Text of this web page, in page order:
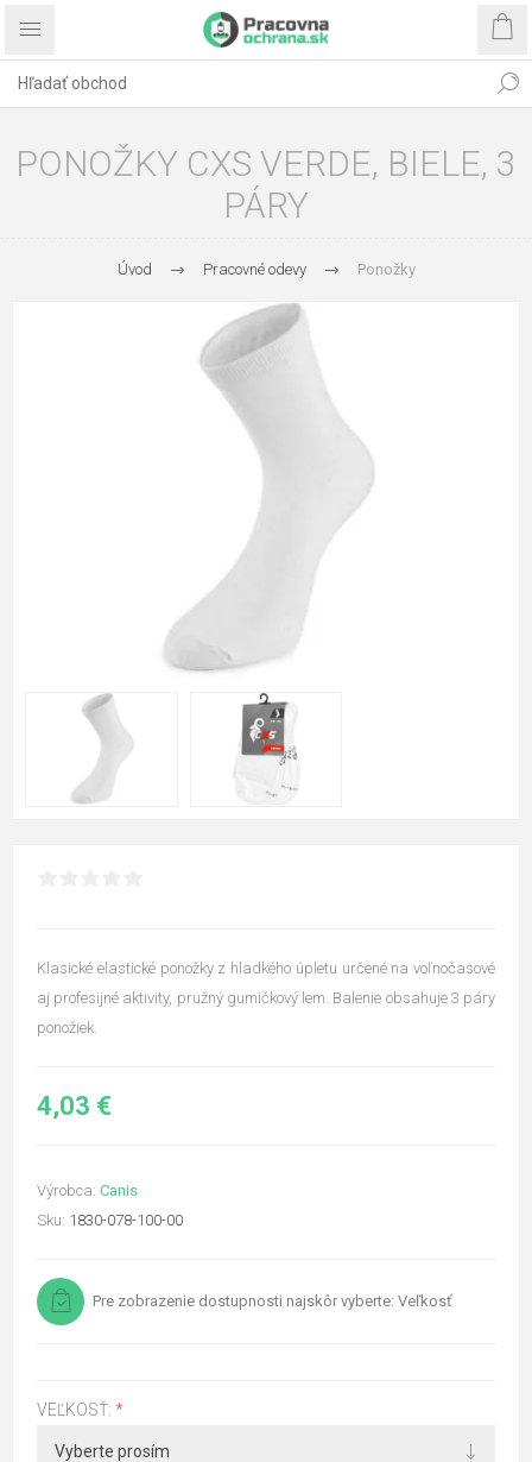
PONOŽKY CXS VERDE, BIELE, 3
PÁRY
Úvod Pracovné odevy Ponožky
Klasické elastické ponožky z hladkého úpletu určené na voľnočasové
aj profesijné aktivity, pružný gumičkový lem. Balenie obsahuje 3 páry
ponožiek.
4,03 €
Výrobca: Canis
Sku: 1830-078-100-00
Pre zobrazenie dostupnosti najskôr vyberte: Veľkosť
VEĽKOSŤ: *